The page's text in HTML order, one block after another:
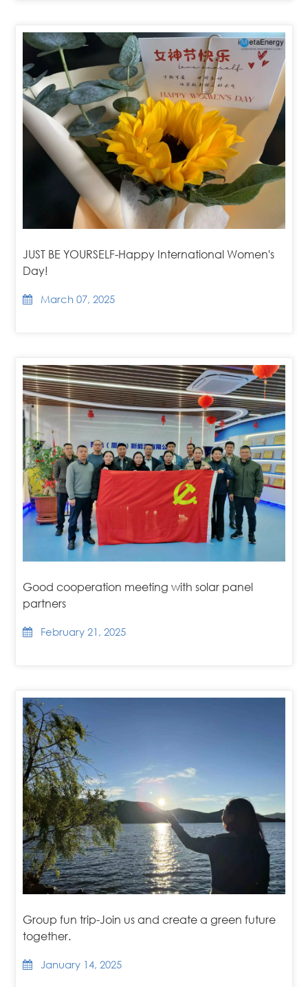
JUST BE YOURSELF-Happy International Women's
Day!
March 07, 2025
Good cooperation meeting with solar panel
partners
February 21, 2025
Group fun trip-Join us and create a green future
together.
January 14, 2025